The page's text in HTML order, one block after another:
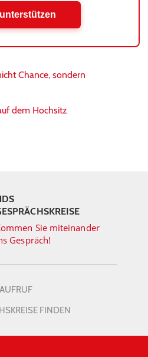
Chance, sondern
dem Hochsitz
Sie miteinander
Gespräch!
AUFRUF
FINDEN